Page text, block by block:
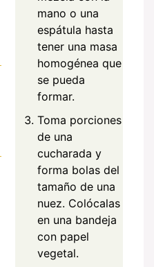
mano o una
espátula hasta
tener una masa
homogénea que
se pueda
formar.
Toma porciones
de una
cucharada y
forma bolas del
tamaño de una
nuez. Colócalas
en una bandeja
con papel
vegetal.